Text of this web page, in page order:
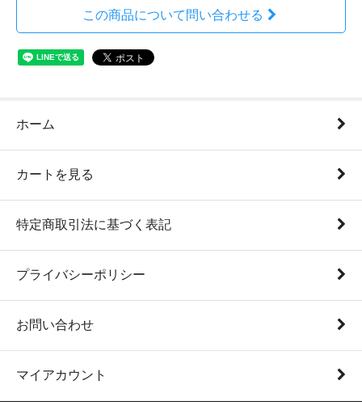
この商品について問い合わせる
ホーム
カートを見る
特定商取引法に基づく表記
プライバシーポリシー
お問い合わせ
マイアカウント